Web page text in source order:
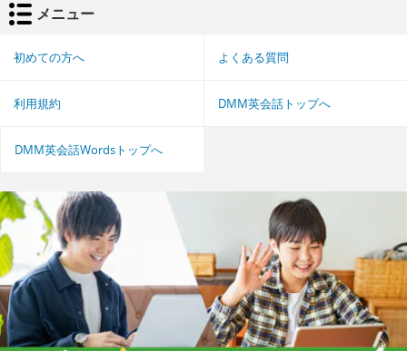
メニュー
初めての方へ よくある質問
利用規約 DMM英会話トップへ
DMM英会話Wordsトップへ